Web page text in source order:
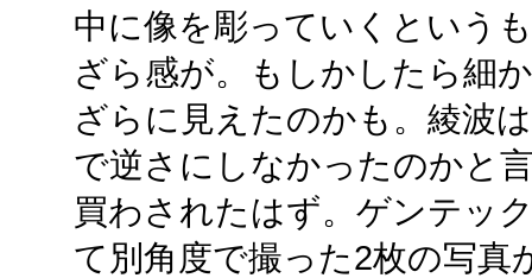
中に像を彫っていくという
ざら感が。もしかしたら細
ざらに見えたのかも。綾波
で逆さにしなかったのかと
買わされたはず。ゲンテッ
て別角度で撮った2枚の写真